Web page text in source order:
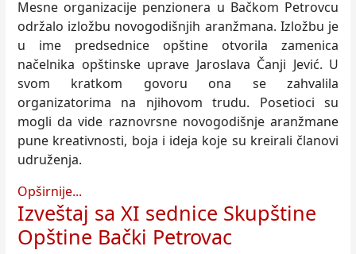
Mesne organizacije penzionera u Bačkom Petrovcu
održalo izložbu novogodišnjih aranžmana. Izložbu je
u ime predsednice opštine otvorila zamenica
načelnika opštinske uprave Jaroslava Čanji Jević. U
svom kratkom govoru ona se zahvalila
organizatorima na njihovom trudu. Posetioci su
mogli da vide raznovrsne novogodišnje aranžmane
pune kreativnosti, boja i ideja koje su kreirali članovi
udruženja.
Opširnije...
Izveštaj sa XI sednice Skupštine
Opštine Bački Petrovac